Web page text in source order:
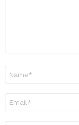
Mail-
Adresse
*